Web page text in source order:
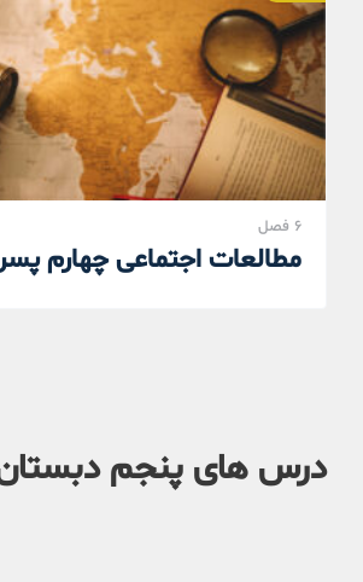
6 فصل
مطالعات اجتماعی چهارم
درس های پنجم